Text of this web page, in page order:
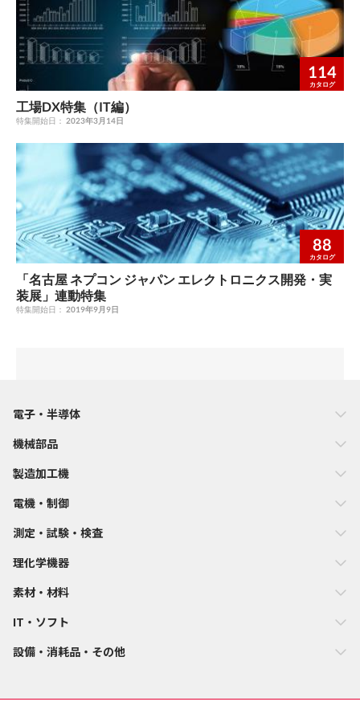
114
カタログ
工場DX特集（IT編）
特集開始日： 2023年3月14日
88
カタログ
「名古屋 ネプコン ジャパン エレクトロニクス開発・実
装展」連動特集
特集開始日： 2019年9月9日
電子・半導体
機械部品
製造加工機
電機・制御
測定・試験・検査
理化学機器
素材・材料
IT・ソフト
設備・消耗品・その他